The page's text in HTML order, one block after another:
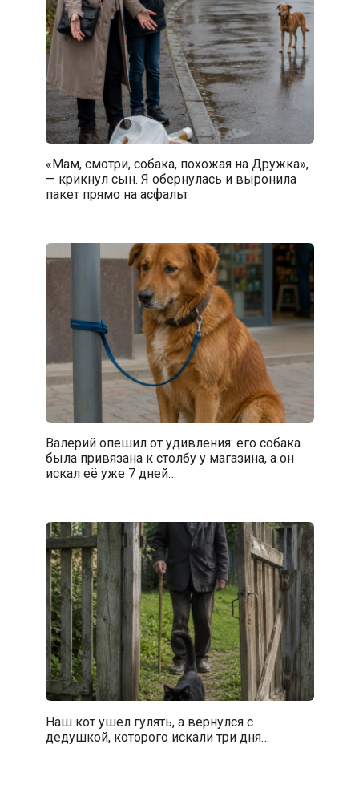
«Мам, смотри, собака, похожая на Дружка»,
— крикнул сын. Я обернулась и выронила
пакет прямо на асфальт
Валерий опешил от удивления: его собака
была привязана к столбу у магазина, а он
искал её уже 7 дней…
Наш кот ушел гулять, а вернулся с
дедушкой, которого искали три дня…